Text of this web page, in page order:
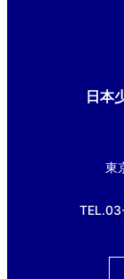
日本
東